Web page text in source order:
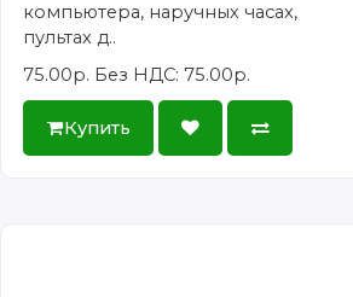
компьютера, наручных часах,
пультах д..
75.00р. Без НДС: 75.00р.
Купить